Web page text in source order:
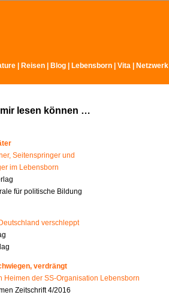
Reisen Blog Lebensborn Vita Netzwerk
lesen können …
Seitenspringer und
im Lebensborn
für politische Bildung
verschleppt
verdrängt
Heimen der SS-Organisation Lebensborn
Zeitschrift 4/2016